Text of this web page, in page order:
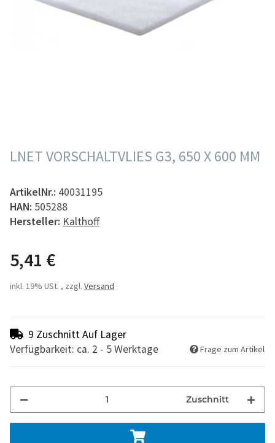
LNET VORSCHALTVLIES G3, 650 X 600 MM
ArtikelNr.: 40031195
HAN: 505288
Hersteller: Kalthoff
5,41 €
inkl. 19% USt. , zzgl. Versand
9 Zuschnitt Auf Lager
Verfügbarkeit: ca. 2 - 5 Werktage
Frage zum Artikel
Zuschnitt